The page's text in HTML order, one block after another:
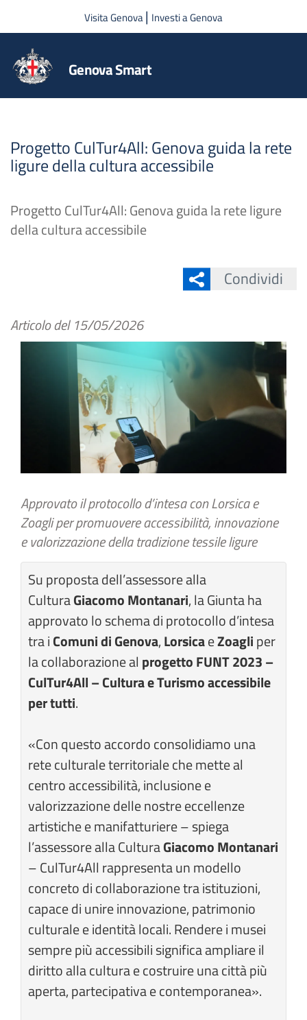
Salta al contenuto principale
Visita Genova| Investi a Genova
Genova Smart
Progetto CulTur4All: Genova guida la rete
ligure della cultura accessibile
Progetto CulTur4All: Genova guida la rete ligure
della cultura accessibile
Condividi
Articolo del 15/05/2026
Approvato il protocollo d’intesa con Lorsica e
Zoagli per promuovere accessibilità, innovazione
e valorizzazione della tradizione tessile ligure
Su proposta dell’assessore alla
CulturaGiacomo Montanari, la Giunta ha
approvato lo schema di protocollo d’intesa
tra iComuni di Genova,LorsicaeZoagliper
la collaborazione al progetto FUNT 2023 –
CulTur4All – Cultura e Turismo accessibile
per tutti.
«Con questo accordo consolidiamo una
rete culturale territoriale che mette al
centro accessibilità, inclusione e
valorizzazione delle nostre eccellenze
artistiche e manifatturiere – spiega
l’assessore alla CulturaGiacomo Montanari
– CulTur4All rappresenta un modello
concreto di collaborazione tra istituzioni,
capace di unire innovazione, patrimonio
culturale e identità locali. Rendere i musei
sempre più accessibili significa ampliare il
diritto alla cultura e costruire una città più
aperta, partecipativa e contemporanea».